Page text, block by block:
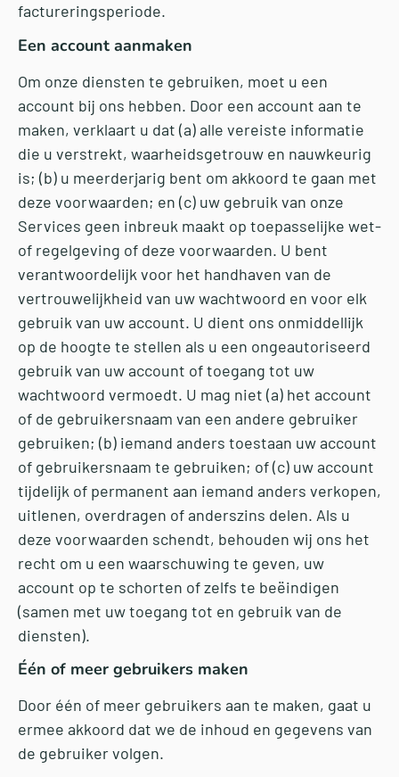
factureringsperiode.
Een account aanmaken
Om onze diensten te gebruiken, moet u een
account bij ons hebben. Door een account aan te
maken, verklaart u dat (a) alle vereiste informatie
die u verstrekt, waarheidsgetrouw en nauwkeurig
is; (b) u meerderjarig bent om akkoord te gaan met
deze voorwaarden; en (c) uw gebruik van onze
Services geen inbreuk maakt op toepasselijke wet-
of regelgeving of deze voorwaarden. U bent
verantwoordelijk voor het handhaven van de
vertrouwelijkheid van uw wachtwoord en voor elk
gebruik van uw account. U dient ons onmiddellijk
op de hoogte te stellen als u een ongeautoriseerd
gebruik van uw account of toegang tot uw
wachtwoord vermoedt. U mag niet (a) het account
of de gebruikersnaam van een andere gebruiker
gebruiken; (b) iemand anders toestaan uw account
of gebruikersnaam te gebruiken; of (c) uw account
tijdelijk of permanent aan iemand anders verkopen,
uitlenen, overdragen of anderszins delen. Als u
deze voorwaarden schendt, behouden wij ons het
recht om u een waarschuwing te geven, uw
account op te schorten of zelfs te beëindigen
(samen met uw toegang tot en gebruik van de
diensten).
Één of meer gebruikers maken
Door één of meer gebruikers aan te maken, gaat u
ermee akkoord dat we de inhoud en gegevens van
de gebruiker volgen.